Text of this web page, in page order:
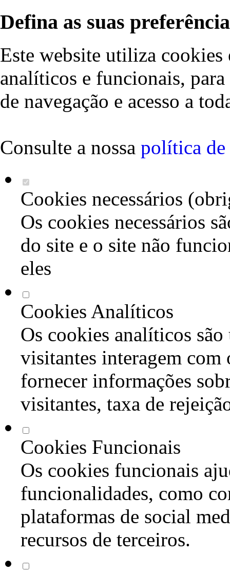
Defina as suas
Este website utiliza cookies
analíticos e funcionais,
de navegação e acesso a
Consulte a nossa política de
Cookies necessários
Os cookies necessários
do site e o site não
eles
Cookies Analíticos
Os cookies analíticos são
visitantes interagem com
fornecer informações
visitantes, taxa de
Cookies Funcionais
Os cookies funcionais
funcionalidades, como
plataformas de social
recursos de terceiros.